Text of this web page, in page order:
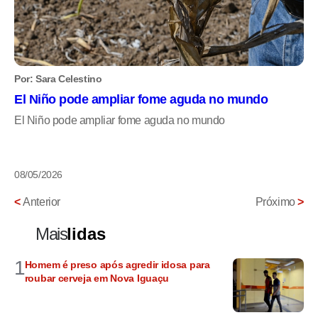
Por: Sara Celestino
El Niño pode ampliar fome aguda no mundo
El Niño pode ampliar fome aguda no mundo
08/05/2026
<Anterior Próximo>
Maislidas
1Homem é preso após agredir idosa para
roubar cerveja em Nova Iguaçu